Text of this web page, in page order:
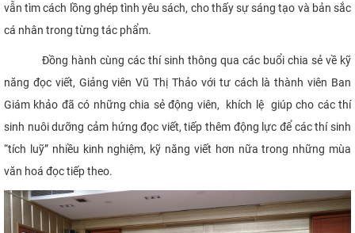
vẫn tìm cách lồng ghép tình yêu sách, cho thấy sự sáng tạo và bản sắc
cá nhân trong từng tác phẩm.
Đồng hành cùng các thí sinh thông qua các buổi chia sẻ về kỹ
năng đọc viết, Giảng viên Vũ Thị Thảo với tư cách là thành viên Ban
Giám khảo đã có những chia sẻ động viên, khích lệ giúp cho các thí
sinh nuôi dưỡng cảm hứng đọc viết, tiếp thêm động lực để các thí sinh
“tích luỹ” nhiều kinh nghiệm, kỹ năng viết hơn nữa trong những mùa
văn hoá đọc tiếp theo.